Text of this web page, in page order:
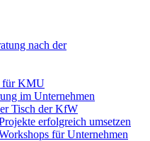
nach der
für KMU
im Unternehmen
Tisch der KfW
erfolgreich umsetzen
für Unternehmen